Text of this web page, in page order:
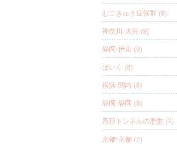
むこきゅう症候群 (9)
神奈川-大井 (9)
静岡-伊東 (9)
ばいく (8)
横浜-関内 (8)
静岡-静岡 (8)
丹那トンネルの歴史 (7)
京都-京都 (7)